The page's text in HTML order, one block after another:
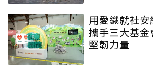
用愛織就社安
攜手三大基
堅韌力量